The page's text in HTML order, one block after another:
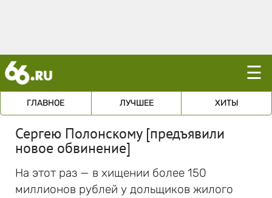
☰
ГЛАВНОЕ ЛУЧШЕЕ ХИТЫ
Сергею Полонскому [предъявили
новое обвинение]
На этот раз — в хищении более 150
миллионов рублей у дольщиков жилого